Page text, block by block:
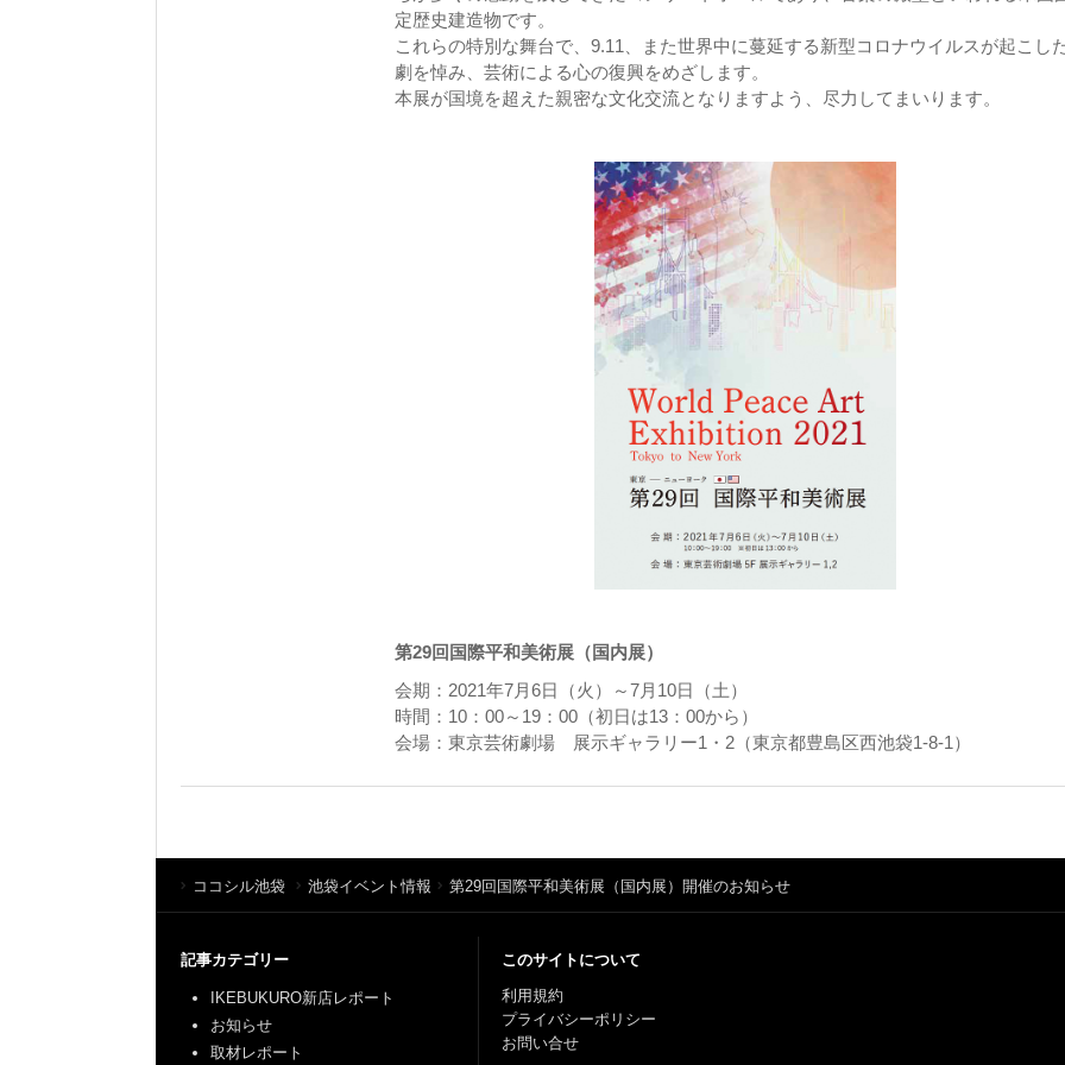
定歴史建造物です。
これらの特別な舞台で、9.11、また世界中に蔓延する新型コロナウイルスが起こし
劇を悼み、芸術による心の復興をめざします。
本展が国境を超えた親密な文化交流となりますよう、尽力してまいります。
第29回国際平和美術展（国内展）
会期：2021年7月6日（火）～7月10日（土）
時間：10：00～19：00（初日は13：00から）
会場：東京芸術劇場 展示ギャラリー1・2（東京都豊島区西池袋1-8-1）
ココシル池袋 池袋イベント情報 第29回国際平和美術展（国内展）開催のお知らせ
記事カテゴリー
IKEBUKURO新店レポート
お知らせ
取材レポート
このサイトについて
利用規約
プライバシーポリシー
お問い合せ